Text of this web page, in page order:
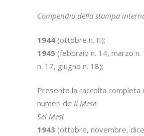
Compendio della stampa
1944 (ottobre n. II);
1945 (febbraio n. 14, marzo n.
n. 17, giugno n. 18);
Presente la raccolta completa
numeri de Il Mese:
Sei Mesi
1943 (ottobre, novembre,